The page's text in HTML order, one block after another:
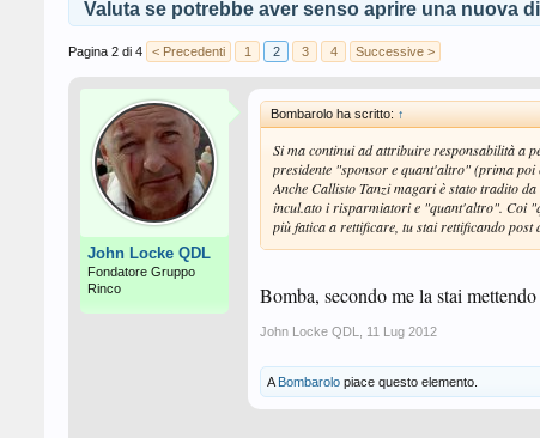
Valuta se potrebbe aver senso aprire una nuova
Pagina 2 di 4 < Precedenti 1 2 3 4 Successive >
John Locke QDL
Fondatore Gruppo
Rinco
Bombarolo ha scritto: ↑
Si ma continui ad attribuire responsabilità a
presidente "sponsor e quant'altro" (prima
Anche Callisto Tanzi magari è stato tradito
incul.ato i risparmiatori e "quant'altro". Coi
più fatica a rettificare, tu stai rettificando post
Bomba, secondo me la stai
John Locke QDL 11 Lug 2012
A Bombarolo piace questo elemento.